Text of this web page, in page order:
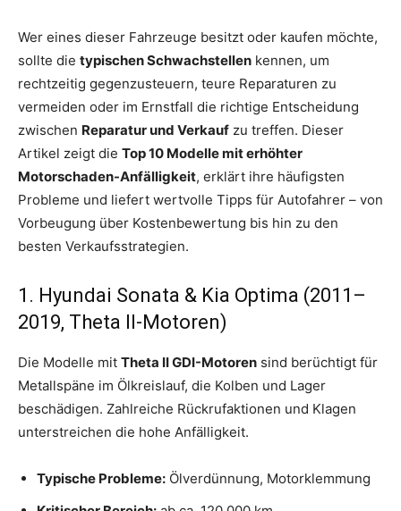
Wer eines dieser Fahrzeuge besitzt oder kaufen möchte,
sollte die typischen Schwachstellen kennen, um
rechtzeitig gegenzusteuern, teure Reparaturen zu
vermeiden oder im Ernstfall die richtige Entscheidung
zwischen Reparatur und Verkauf zu treffen. Dieser
Artikel zeigt die Top 10 Modelle mit erhöhter
Motorschaden-Anfälligkeit, erklärt ihre häufigsten
Probleme und liefert wertvolle Tipps für Autofahrer – von
Vorbeugung über Kostenbewertung bis hin zu den
besten Verkaufsstrategien.
1. Hyundai Sonata & Kia Optima (2011–
2019, Theta II-Motoren)
Die Modelle mit Theta II GDI-Motoren sind berüchtigt für
Metallspäne im Ölkreislauf, die Kolben und Lager
beschädigen. Zahlreiche Rückrufaktionen und Klagen
unterstreichen die hohe Anfälligkeit.
Typische Probleme: Ölverdünnung, Motorklemmung